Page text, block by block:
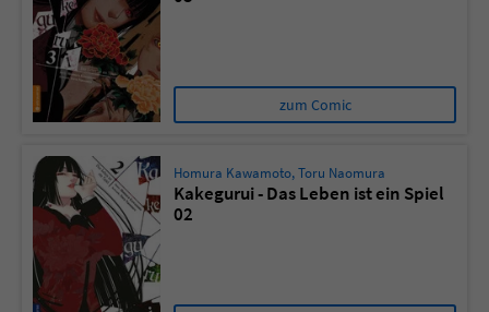
zum Comic
Homura Kawamoto,Toru Naomura
Kakegurui - Das Leben ist ein Spiel
02